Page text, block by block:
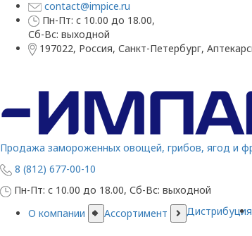
contact@impice.ru
Пн-Пт: с 10.00 до 18.00,
Сб-Вс: выходной
197022, Россия, Санкт-Петербург,
Продажа замороженных овощей, грибов, ягод и
8 (812) 677-00-10
Пн-Пт: с 10.00 до 18.00, Сб-Вс: выходной
О компании
Ассортимент Дистрибуция